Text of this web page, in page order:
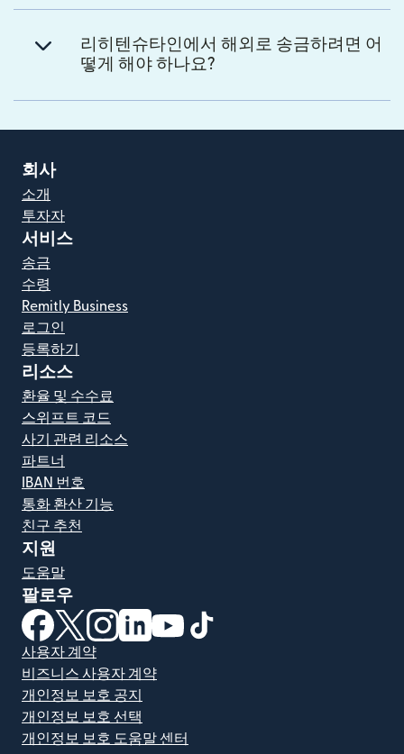
리히텐슈타인에서 해외로 송금하려면 어
떻게 해야 하나요?
회사
소개
투자자
서비스
송금
수령
Remitly Business
로그인
등록하기
리소스
환율 및 수수료
스위프트 코드
사기 관련 리소스
파트너
IBAN 번호
통화 환산 기능
친구 추천
지원
도움말
팔로우
(새 창에서 열림)
(새 창에서 열림)
(새 창에서 열림)
(새 창에서 열림)
(새 창에서 열림)
사용자 계약
비즈니스 사용자 계약
개인정보 보호 공지
개인정보 보호 선택
개인정보 보호 도움말 센터